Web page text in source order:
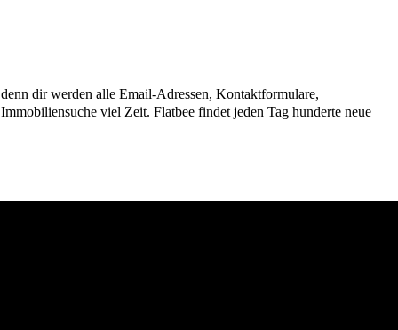
dir werden alle Email-Adressen, Kontaktformulare,
viel Zeit. Flatbee findet jeden Tag hunderte neue